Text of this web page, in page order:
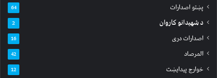
پښتو اصدارات 64
د شهیدانو کاروان 2
اصدارات دری 16
المرصاد 42
خوارج پیدایښت 12